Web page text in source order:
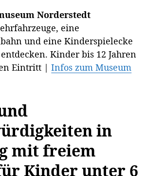
Norderstedt
eine
und eine Kinderspielecke
Kinder bis 12 Jahren
Eintritt |Infos zum Museum
in
mit freiem
Kinder unter 6